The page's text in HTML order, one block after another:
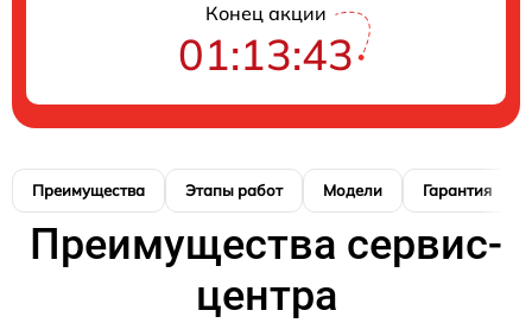
Конец акции
01:13:42
Преимущества Этапы работ Модели Гарантия
Преимущества сервис-
центра